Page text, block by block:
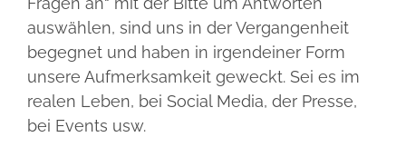
Businesspartner
Termine
auswählen, sind uns in der Vergangenheit
begegnet und haben in irgendeiner Form
unsere Aufmerksamkeit geweckt. Sei es im
realen Leben, bei Social Media, der Presse,
bei Events usw.